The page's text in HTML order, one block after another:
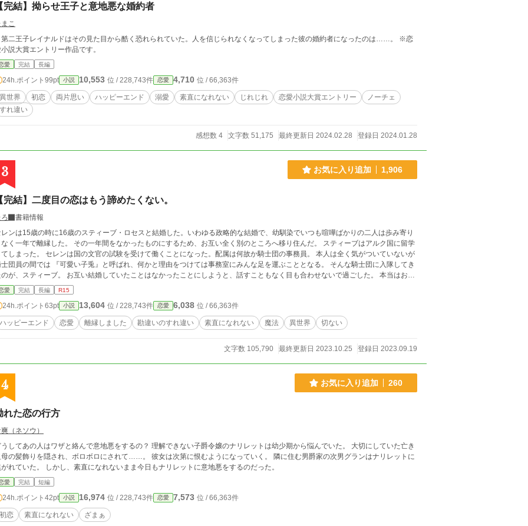
完結】拗らせ王子と意地悪な婚約者
こ
王子レイナルドはその見た目から酷く恐れられていた。人を信じられなくなってしまった彼の婚約者になったのは……。 ※恋
説大賞エントリー作品です。
愛 完結 長編
24h.ポイント 99pt 小説 10,553 位 / 228,743件 恋愛 4,710 位 / 66,363件
異世界 初恋 両片思い ハッピーエンド 溺愛 素直になれない じれじれ 恋愛小説大賞エントリー
ノーチェ
すれ違い
感想数 4 文字数 51,175 最終更新日 2024.02.28 登録日 2024.01.28
3 お気に入り追加 1,906
完結】二度目の恋はもう諦めたくない。
書籍情報
ンは15歳の時に16歳のスティーブ・ロセスと結婚した。いわゆる政略的な結婚で、幼馴染でいつも喧嘩ばかりの二人は歩み寄り
離縁した。 その一年間をなかったものにするため、お互い全く別のところへ移り住んだ。 スティーブはアルク国に留学
しまった。 セレンは国の文官の試験を受けて働くことになった。配属は何故か騎士団の事務員。 本人は全く気がついていないが
団員の間では 『可愛い子兎』と呼ばれ、何かと理由をつけては事務室にみんな足を運ぶこととなる。 そんな騎士団に入隊してき
ーブ。 お互い結婚していたことはなかったことにしようと、話すこともなく目も合わせないで過ごした。 本当はお互
っているのに素直になれない二人。 そして、少しずつお互いの誤解が解けてもう一度…… 始めの数話は幼い頃の出会い。 そ
結婚1年間の話。 再会と続きます。
愛 完結 長編 R15
24h.ポイント 63pt 小説 13,604 位 / 228,743件 恋愛 6,038 位 / 66,363件
ハッピーエンド 恋愛 離縁しました 勘違いのすれ違い 素直になれない 魔法 異世界 切ない
文字数 105,790 最終更新日 2023.10.25 登録日 2023.09.19
4 お気に入り追加 260
れた恋の行方
（ネソウ）
してあの人はワザと絡んで意地悪をするの？ 理解できない子爵令嬢のナリレットは幼少期から悩んでいた。 大切にしていた亡き
母の髪飾りを隠され、ボロボロにされて……。 彼女は次第に恨むようになっていく。 隣に住む男爵家の次男グランはナリレットに
れていた。 しかし、素直になれないまま今日もナリレットに意地悪をするのだった。
愛 完結 短編
24h.ポイント 42pt 小説 16,974 位 / 228,743件 恋愛 7,573 位 / 66,363件
初恋 素直になれない ざまぁ